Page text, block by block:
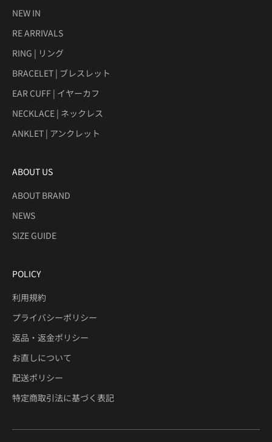
NEW IN
RE ARRIVALS
RING | リング
BRACELET | ブレスレット
EAR CUFF | イヤーカフ
NECKLACE | ネックレス
ANKLET | アンクレット
ABOUT US
ABOUT BRAND
NEWS
SIZE GUIDE
POLICY
利用規約
プライバシーポリシー
返品・返金ポリシー
お直しについて
配送ポリシー
特定商取引法に基づく表記